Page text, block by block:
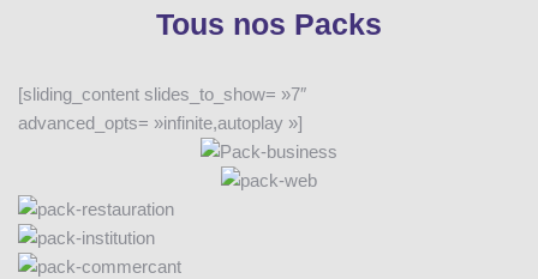
Tous nos Packs
[sliding_content slides_to_show= »7″
advanced_opts= »infinite,autoplay »]